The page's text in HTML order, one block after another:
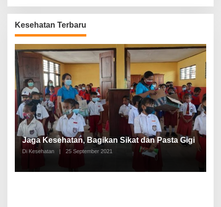
Kesehatan Terbaru
Jaga Kesehatan, Bagikan Sikat dan Pasta Gigi
Di Kesehatan | 25 September 2021